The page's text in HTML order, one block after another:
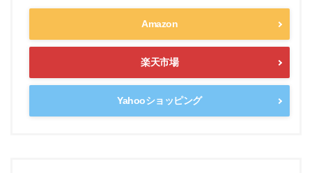
Amazon
楽天市場
Yahooショッピング